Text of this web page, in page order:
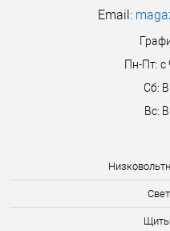
Email:
Пн-Пт: с
Сб:
Вс: